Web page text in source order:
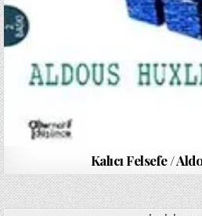
Kalıcı Felsefe /